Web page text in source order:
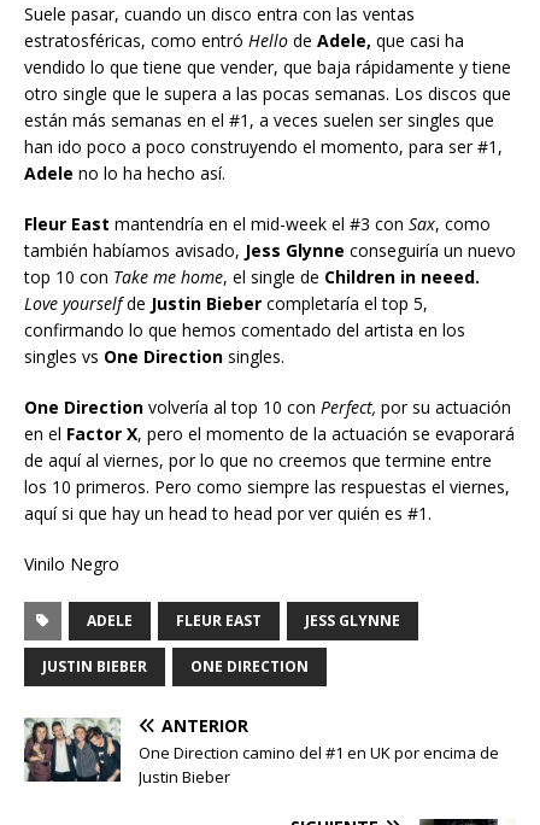
Suele pasar, cuando un disco entra con las ventas
estratosféricas, como entró Hello de Adele, que casi ha
vendido lo que tiene que vender, que baja rápidamente y tiene
otro single que le supera a las pocas semanas. Los discos que
están más semanas en el #1, a veces suelen ser singles que
han ido poco a poco construyendo el momento, para ser #1,
Adele no lo ha hecho así.
Fleur East mantendría en el mid-week el #3 con Sax, como
también habíamos avisado, Jess Glynne conseguiría un nuevo
top 10 con Take me home, el single de Children in neeed.
Love yourselfde Justin Bieber completaría el top 5,
confirmando lo que hemos comentado del artista en los
singles vs One Direction singles.
One Direction volvería al top 10 con Perfect, por su actuación
en el Factor X, pero el momento de la actuación se evaporará
de aquí al viernes, por lo que no creemos que termine entre
los 10 primeros. Pero como siempre las respuestas el viernes,
aquí si que hay un head to head por ver quién es #1.
Vinilo Negro
ADELE FLEUR EAST JESS GLYNNE
JUSTIN BIEBER ONE DIRECTION
ANTERIOR
One Direction camino del #1 en UK por encima de
Justin Bieber